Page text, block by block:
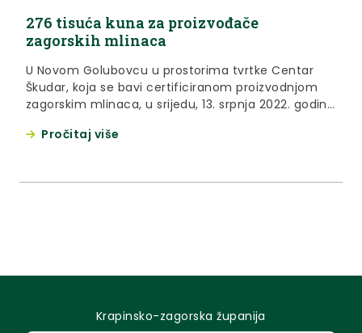
276 tisuća kuna za proizvođače
zagorskih mlinaca
U Novom Golubovcu u prostorima tvrtke Centar
Škudar, koja se bavi certificiranom proizvodnjom
zagorskim mlinaca, u srijedu, 13. srpnja 2022. godine
ostvarili pravo na županijsku potporu za proizvodnju
Pročitaj više
Krapinsko-zagorska županija